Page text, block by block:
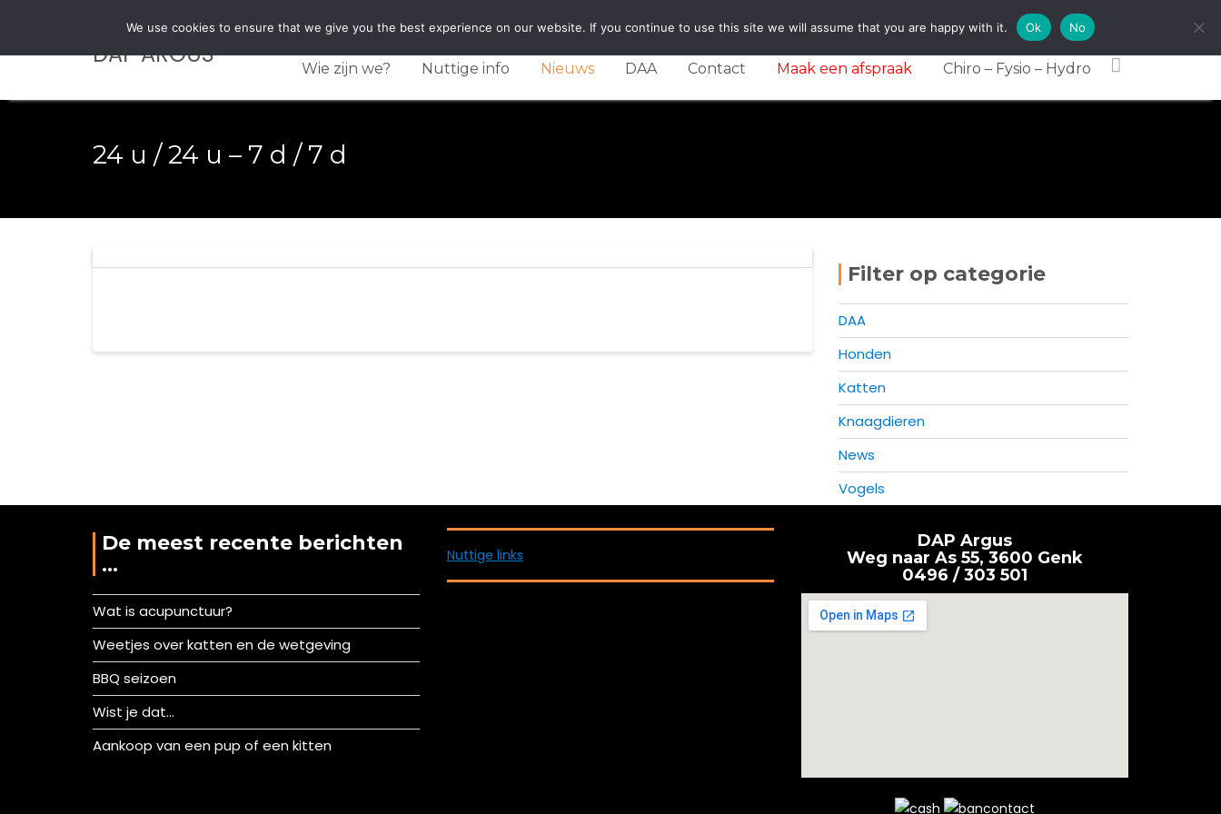
content
DAP ARGUS Wie zijn we? Nuttige info Nieuws DAA Contact Maak een afspraak Chiro – Fysio – Hydro
24 u / 24 u – 7 d / 7 d
Filter op categorie
DAA
Honden
Katten
Knaagdieren
News
Vogels
De meest recente berichten
…
Wat is acupunctuur?
Weetjes over katten en de wetgeving
BBQ seizoen
Wist je dat…
Aankoop van een pup of een kitten
Nuttige links
DAP Argus
Weg naar As 55, 3600 Genk
0496 / 303 501
We use cookies to ensure that we give you the best experience on our website. If you continue to use this site we will assume that you are happy with it. Ok No